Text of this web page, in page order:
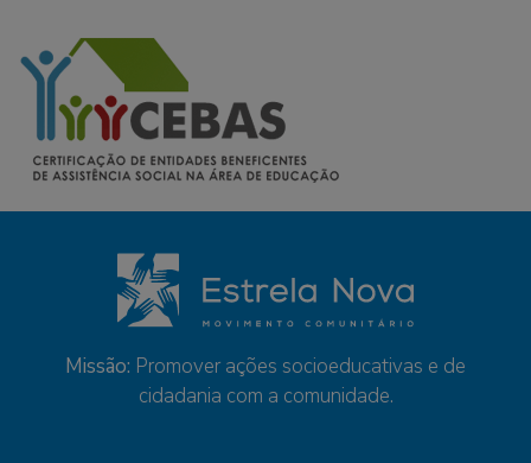
Missão: Promover ações socioeducativas e de
cidadania com a comunidade.